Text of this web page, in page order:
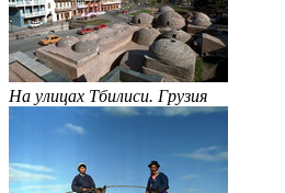
На улицах Тбилиси. Грузия